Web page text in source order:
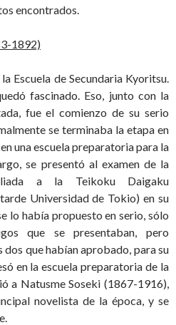
encontrados.
1892)
Escuela de Secundaria Kyoritsu.
fascinado. Eso, junto con la
fue el comienzo de su serio
se terminaba la etapa en
una escuela preparatoria para la
se presentó al examen de la
a la Teikoku Daigaku
Universidad de Tokio) en su
lo había propuesto en serio, sólo
que se presentaban, pero
que habían aprobado, para su
en la escuela preparatoria de la
a Natusme Soseki (1867-1916),
novelista de la época, y se